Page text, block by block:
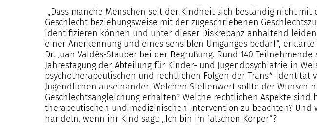
„Dass manche Menschen seit der Kindheit sich beständig nicht mit
Geschlecht beziehungsweise mit der zugeschriebenen
identifizieren können und unter dieser Diskrepanz anhaltend
einer Anerkennung und eines sensiblen Umganges bedarf“,
Dr. Juan Valdés-Stauber bei der Begrüßung. Rund 140 Teilnehmende
Jahrestagung der Abteilung für Kinder- und Jugendpsychiatrie in
psychotherapeutischen und rechtlichen Folgen der Trans*-Identität
Jugendlichen auseinander. Welchen Stellenwert sollte der Wunsch
Geschlechtsangleichung erhalten? Welche rechtlichen Aspekte sind
therapeutischen und medizinischen Intervention zu beachten? Und
handeln, wenn ihr Kind sagt: „Ich bin im falschen Körper“?